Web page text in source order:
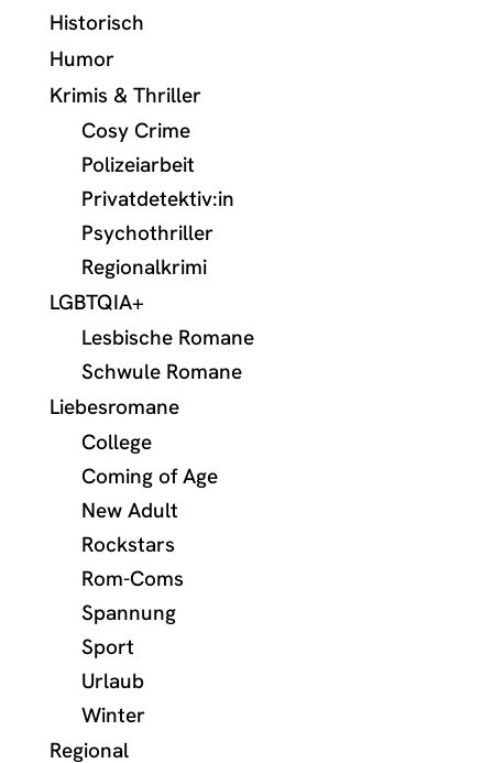
Historisch
Humor
Krimis & Thriller
Cosy Crime
Polizeiarbeit
Privatdetektiv:in
Psychothriller
Regionalkrimi
LGBTQIA+
Lesbische Romane
Schwule Romane
Liebesromane
College
Coming of Age
New Adult
Rockstars
Rom-Coms
Spannung
Sport
Urlaub
Winter
Regional